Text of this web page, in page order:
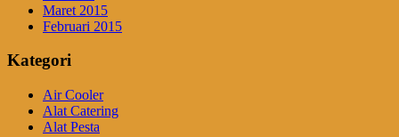
Maret 2015
Februari 2015
Kategori
Air Cooler
Alat Catering
Alat Pesta